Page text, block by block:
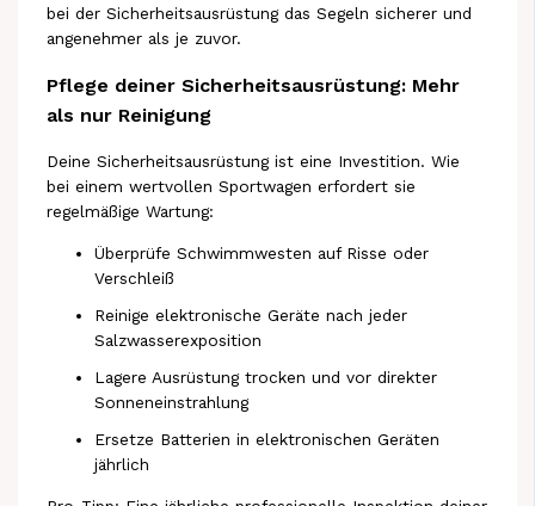
bei der Sicherheitsausrüstung das Segeln sicherer und
angenehmer als je zuvor.
Pflege deiner Sicherheitsausrüstung: Mehr
als nur Reinigung
Deine Sicherheitsausrüstung ist eine Investition. Wie
bei einem wertvollen Sportwagen erfordert sie
regelmäßige Wartung:
Überprüfe Schwimmwesten auf Risse oder
Verschleiß
Reinige elektronische Geräte nach jeder
Salzwasserexposition
Lagere Ausrüstung trocken und vor direkter
Sonneneinstrahlung
Ersetze Batterien in elektronischen Geräten
jährlich